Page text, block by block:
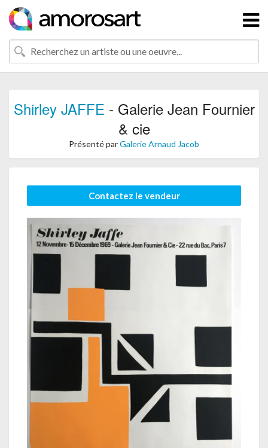
Shirley JAFFE - Galerie Jean Fournier
& cie
Présenté parGalerie Arnaud Jacob
Contactez le vendeur